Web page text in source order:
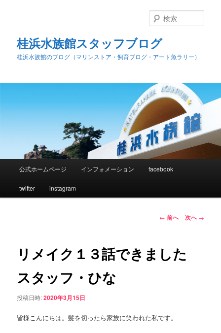
桂浜水族館スタッフブログ
桂浜水族館のブログ（マリンストア・飼育ブログ・アート魚ラリー）
索
メ
メ
イ
ン
テ
ン
ツ
公式ホームページ インフォメーション facebook
twitter instagram
投
ビ
ゲ
← 前へ 次へ→
リメイク１３話できました
スタッフ・ひな
投稿日時:2020年3月15日
皆様こんにちは。髪を切ったら家族に笑われた私です。